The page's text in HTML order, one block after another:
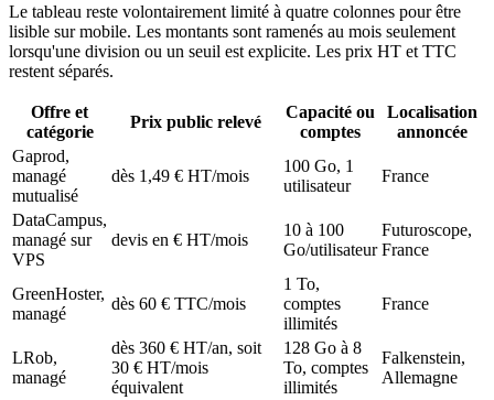
Le tableau reste volontairement limité à quatre colonnes pour être
lisible sur mobile. Les montants sont ramenés au mois seulement
lorsqu'une division ou un seuil est explicite. Les prix HT et TTC
restent séparés.
Offre et
catégorie
Prix public relevé
Capacité ou
comptes
Localisation
annoncée
Gaprod,
managé
mutualisé
dès 1,49 € HT/mois
100 Go, 1
utilisateur
France
DataCampus,
managé sur
VPS
devis en € HT/mois
10 à 100
Go/utilisateur
Futuroscope,
France
GreenHoster,
managé
dès 60 € TTC/mois
1 To,
comptes
illimités
France
LRob,
managé
dès 360 € HT/an, soit
30 € HT/mois
équivalent
128 Go à 8
To, comptes
illimités
Falkenstein,
Allemagne